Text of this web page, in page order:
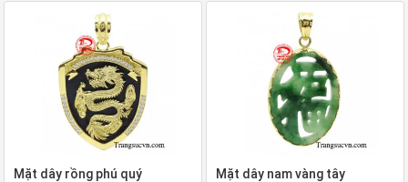
Mặt dây rồng phú quý Mặt dây nam vàng tây